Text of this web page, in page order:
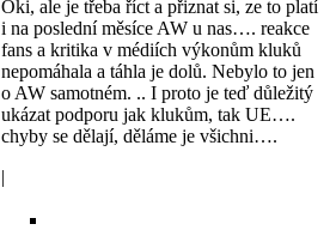
Oki, ale je třeba říct a přiznat si, ze to platí
i na poslední měsíce AW u nas…. reakce
fans a kritika v médiích výkonům kluků
nepomáhala a táhla je dolů. Nebylo to jen
o AW samotném. .. I proto je teď důležitý
ukázat podporu jak klukům, tak UE….
chyby se dělají, děláme je všichni….
|